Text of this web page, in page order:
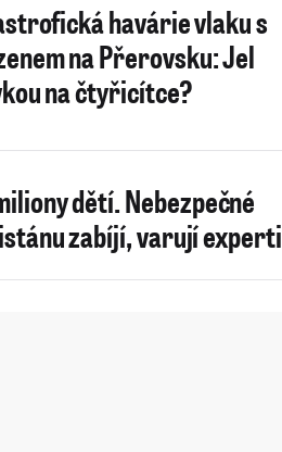
havárie vlaku s
na Přerovsku: Jel
na čtyřicítce?
dětí. Nebezpečné
zabíjí, varují experti